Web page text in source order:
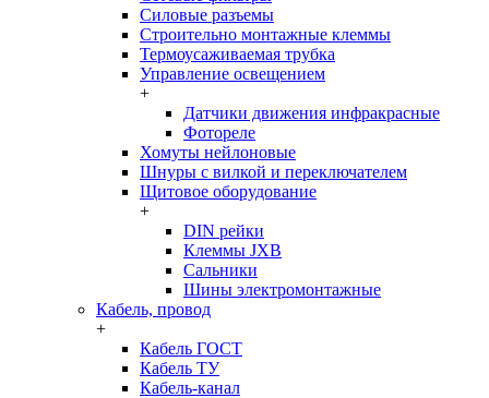
Силовые разъемы
Строительно монтажные клеммы
Термоусаживаемая трубка
Управление освещением
+
Датчики движения инфракрасные
Фотореле
Хомуты нейлоновые
Шнуры с вилкой и переключателем
Щитовое оборудование
+
DIN рейки
Клеммы JXB
Сальники
Шины электромонтажные
Кабель, провод
+
Кабель ГОСТ
Кабель ТУ
Кабель-канал